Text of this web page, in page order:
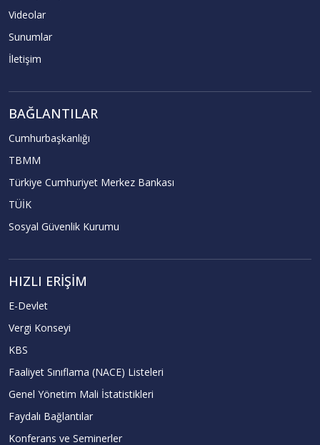
Videolar
Sunumlar
İletişim
BAĞLANTILAR
Cumhurbaşkanlığı
TBMM
Türkiye Cumhuriyet Merkez Bankası
TÜİK
Sosyal Güvenlik Kurumu
HIZLI ERIŞIM
E-Devlet
Vergi Konseyi
KBS
Faaliyet Sınıflama (NACE) Listeleri
Genel Yönetim Mali İstatistikleri
Faydalı Bağlantılar
Konferans ve Seminerler